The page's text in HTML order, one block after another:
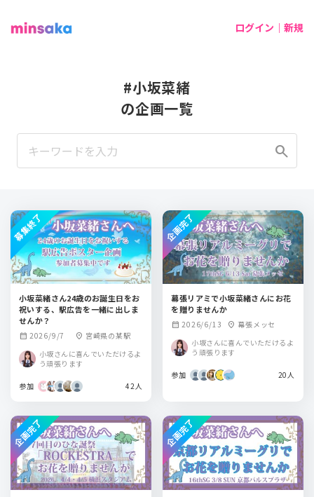
ログイン｜新規
#小坂菜緒
の企画一覧
search
小坂菜緒さん24歳のお誕生日をお
祝いする、駅広告を一緒に出しま
せんか？
calendar_month 2026/9/7 location_on 宮崎県の某駅
小坂さんに喜んでいただけるよ
う頑張ります
参加 42人
募集終了
幕張リアミで小坂菜緒さんにお花
を贈りませんか
calendar_month 2026/6/13 location_on 幕張メッセ
小坂さんに喜んでいただけるよ
う頑張ります
参加 20人
企画完了
企画完了 企画完了